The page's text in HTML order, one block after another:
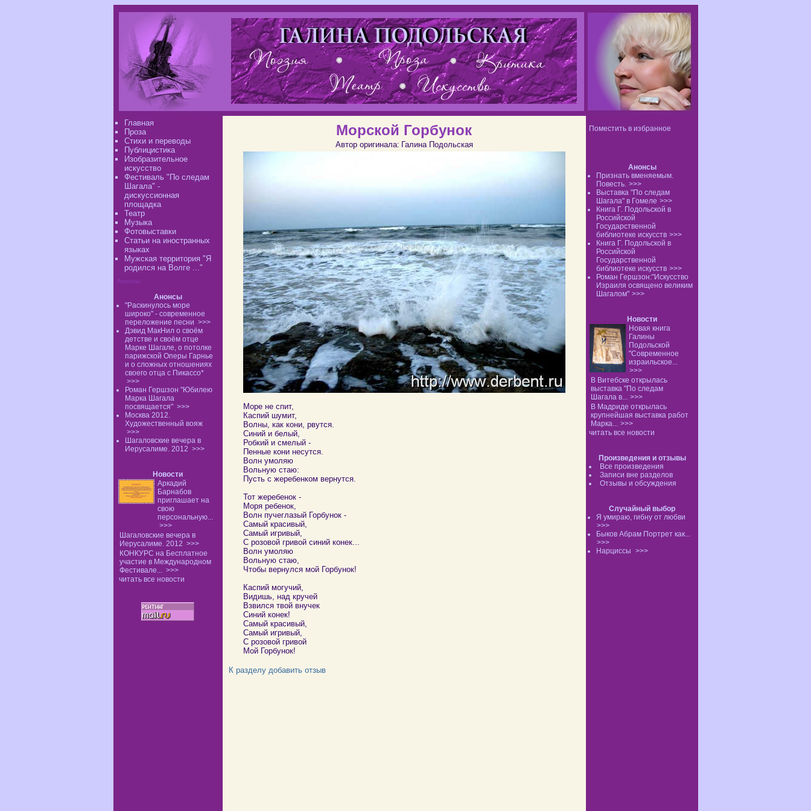
Поместить в избранное
Анонсы
Признать вменяемым.
Повесть. >>>
Выставка "По следам
Шагала" в Гомеле >>>
Книга Г. Подольской в
Российской
Государственной
библиотеке искусств >>>
Книга Г. Подольской в
Российской
Государственной
библиотеке искусств >>>
Роман Гершзон:"Искусство
Израиля освящено великим
Шагалом" >>>
Новости
Новая книга
Галины
Подольской
"Современное
израильское...
>>>
В Витебске открылась
выставка "По следам
Шагала в... >>>
В Мадриде открылась
крупнейшая выставка работ
Марка... >>>
читать все новости
Произведения и отзывы
Все произведения
Записи вне разделов
Отзывы и обсуждения
Случайный выбор
Я умираю, гибну от любви
>>>
Быков Абрам Портрет как...
>>>
Нарциссы >>>
Главная
Проза
Стихи и переводы
Публицистика
Изобразительное
искусство
Фестиваль "По следам
Шагала" -
дискуссионная
площадка
Театр
Музыка
Фотовыставки
Статьи на иностранных
языках
Мужская территория "Я
родился на Волге ..."
Анонсы:
Анонсы
"Раскинулось море
широко" - современное
переложение песни >>>
Дэвид МакНил о своём
детстве и своём отце
Марке Шагале, о потолке
парижской Оперы Гарнье
и о сложных отношениях
своего отца с Пикассо*
>>>
Роман Гершзон "Юбилею
Марка Шагала
посвящается" >>>
Москва 2012.
Художественный вояж
>>>
Шагаловские вечера в
Иерусалиме. 2012 >>>
Новости
Аркадий
Барнабов
приглашает на
свою
персональную...
>>>
Шагаловские вечера в
Иерусалиме. 2012 >>>
КОНКУРС на Бесплатное
участие в Международном
Фестивале... >>>
читать все новости
Морской Горбунок
Автор оригинала: Галина Подольская
Море не спит,
Каспий шумит,
Волны, как кони, рвутся.
Синий и белый,
Робкий и смелый -
Пенные кони несутся.
Волн умоляю
Вольную стаю:
Пусть с жеребенком вернутся.
Тот жеребенок -
Моря ребенок,
Волн пучеглазый Горбунок -
Самый красивый,
Самый игривый,
С розовой гривой синий конек...
Волн умоляю
Вольную стаю,
Чтобы вернулся мой Горбунок!
Каспий могучий,
Видишь, над кручей
Взвился твой внучек
Синий конек!
Самый красивый,
Самый игривый,
С розовой гривой
Мой Горбунок!
К разделу добавить отзыв